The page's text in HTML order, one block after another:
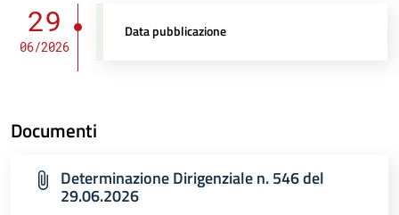
29
06/2026
Data pubblicazione
Documenti
Determinazione Dirigenziale n. 546 del
29.06.2026